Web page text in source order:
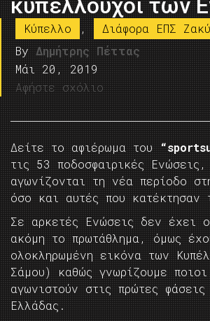
κυπελλούχοι των
Κύπελλο ,
Διάφορα ΕΠΣ
By Δημήτρης Πέττας
Μάι 20, 2019
Αφήστε σχόλιο
Δείτε το αφιέρωμα του
τις 53 ποδοσφαιρικές
αγωνίζονται τη νέα περίοδο
όσο και αυτές που κατέκτησαν
Σε αρκετές Ενώσεις δεν έχει
ακόμη το πρωτάθλημα, όμως
ολοκληρωμένη εικόνα των
Σάμου) καθώς γνωρίζουμε
αγωνιστούν στις πρώτες
Ελλάδας.